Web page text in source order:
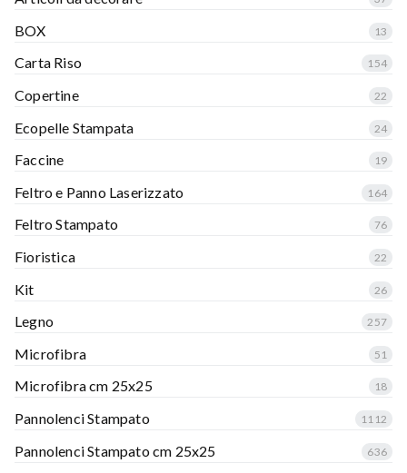
BOX 13
Carta Riso 154
Copertine 22
Ecopelle Stampata 24
Faccine 19
Feltro e Panno Laserizzato 164
Feltro Stampato 76
Fioristica 22
Kit 26
Legno 257
Microfibra 51
Microfibra cm 25x25 18
Pannolenci Stampato 1112
Pannolenci Stampato cm 25x25 636